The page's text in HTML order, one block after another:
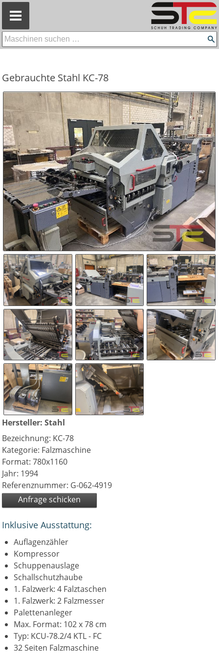
Gebrauchte Stahl KC-78
Hersteller: Stahl
Bezeichnung: KC-78
Kategorie: Falzmaschine
Format: 780x1160
Jahr: 1994
Referenznummer: G-062-4919
Anfrage schicken
Inklusive Ausstattung:
Auflagenzähler
Kompressor
Schuppenauslage
Schallschutzhaube
1. Falzwerk: 4 Falztaschen
1. Falzwerk: 2 Falzmesser
Palettenanleger
Max. Format: 102 x 78 cm
Typ: KCU-78.2/4 KTL - FC
32 Seiten Falzmaschine